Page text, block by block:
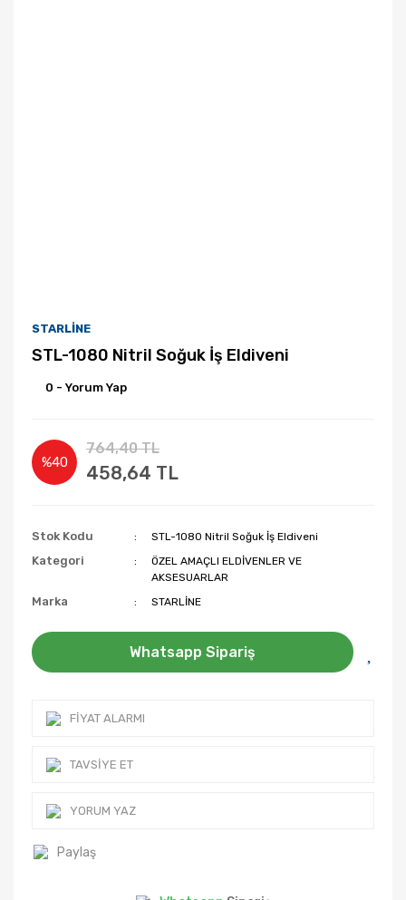
STARLİNE
STL-1080 Nitril Soğuk İş Eldiveni
0 - Yorum Yap
%40
764,40 TL
458,64 TL
Stok Kodu STL-1080 Nitril Soğuk İş Eldiveni
Kategori
ÖZEL AMAÇLI ELDİVENLER VE
AKSESUARLAR
Marka STARLİNE
Whatsapp Sipariş
FIYAT ALARMI
TAVSIYE ET
YORUM YAZ
Paylaş